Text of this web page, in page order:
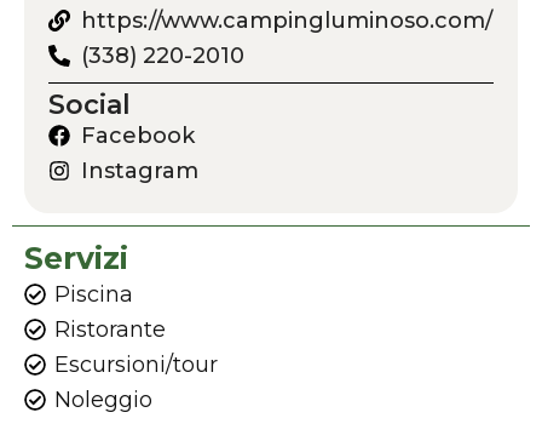
https://www.campingluminoso.com/
(338) 220-2010
Social
Facebook
Instagram
Servizi
Piscina
Ristorante
Escursioni/tour
Noleggio